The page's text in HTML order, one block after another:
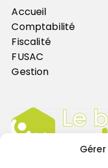
Accueil
Comptabilité
Fiscalité
FUSAC
Gestion